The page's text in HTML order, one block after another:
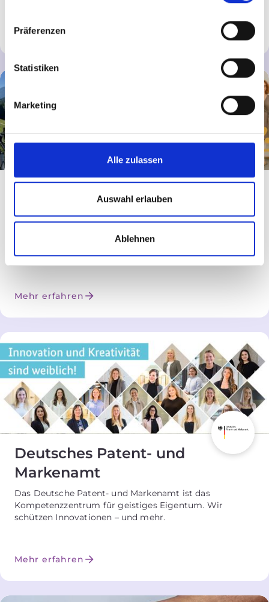
Präferenzen
Statistiken
Marketing
Alle zulassen
Auswahl erlauben
Ablehnen
Mehr erfahren
Der9kontinent
beruflich mehr wollen – aber kein Seminar im
Tagungshotel.
Mehr erfahren
Deutsches Patent- und
Markenamt
Das Deutsche Patent- und Markenamt ist das
Kompetenzzentrum für geistiges Eigentum. Wir
schützen Innovationen – und mehr.
Mehr erfahren